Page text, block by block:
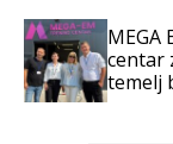
centar
temelj